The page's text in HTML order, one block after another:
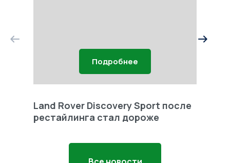
Подробнее
Land Rover Discovery Sport после
рестайлинга стал дороже